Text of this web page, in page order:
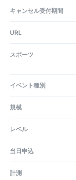
キャンセル受付期間
URL
スポーツ
イベント種別
規模
レベル
当日申込
計測